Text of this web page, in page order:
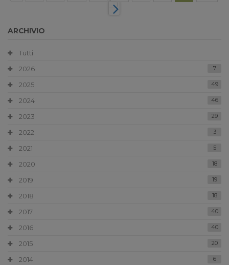
ARCHIVIO
Tutti
2026
7
2025 49
2024 46
2023 29
2022 3
2021 5
2020 18
2019 19
2018 18
2017 40
2016 40
2015 20
2014 6